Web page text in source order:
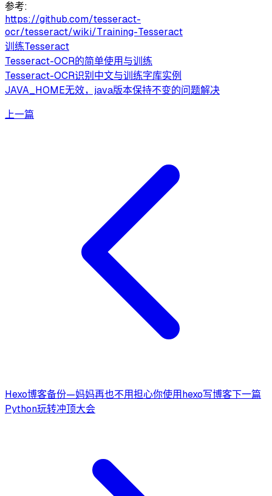
参考:
https://github.com/tesseract-
ocr/tesseract/wiki/Training-Tesseract
训练Tesseract
Tesseract-OCR的简单使用与训练
Tesseract-OCR识别中文与训练字库实例
JAVA_HOME无效，java版本保持不变的问题解决
上一篇
Hexo博客备份—妈妈再也不用担心你使用hexo写博客下一篇
Python玩转冲顶大会